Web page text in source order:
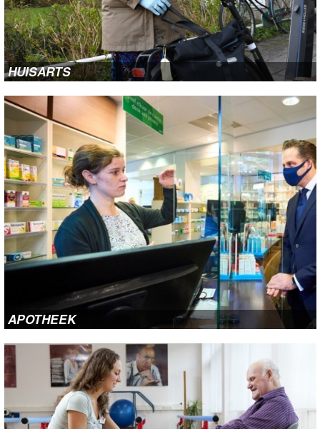
SOCIALE KAART
TONGELRE ONLINE
HUISARTS
APOTHEEK